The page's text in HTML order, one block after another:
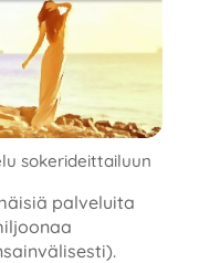
sokerideittailuun
palveluita